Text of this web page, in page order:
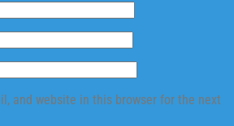
and website in this browser for the next